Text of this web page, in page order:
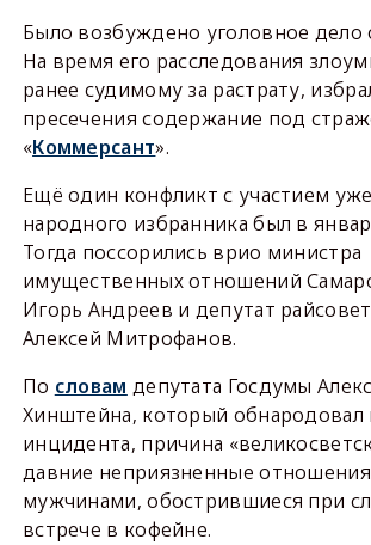
Было возбуждено уголовное дело
На время его расследования
ранее судимому за растрату,
пресечения содержание под
«Коммерсант».
Ещё один конфликт с участием
народного избранника был в
Тогда поссорились врио министра
имущественных отношений
Игорь Андреев и депутат
Алексей Митрофанов.
По словам депутата Госдумы
Хинштейна, который обнародовал
инцидента, причина
давние неприязненные
мужчинами, обострившиеся при
встрече в кофейне.